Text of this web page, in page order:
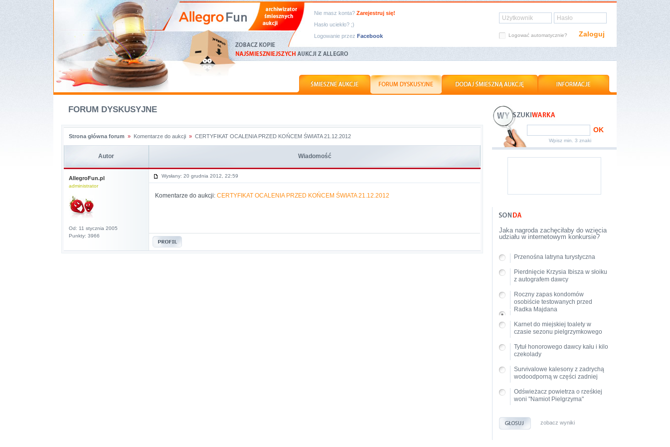
Nie masz konta? Zarejestruj się!
Hasło uciekło? ;)
Logowanie przez Facebook
Użytkownik Hasło
Logować automatycznie? Zaloguj
FORUM DYSKUSYJNE
Strona główna forum » Komentarze do aukcji » CERTYFIKAT OCALENIA PRZED KOŃCEM ŚWIATA 21.12.2012
Autor Wiadomość
AllegroFun.pl
administrator
Od: 11 stycznia 2005
Punkty: 3966
Wysłany: 20 grudnia 2012, 22:59
Komentarze do aukcji: CERTYFIKAT OCALENIA PRZED KOŃCEM ŚWIATA 21.12.2012
OK
Wpisz min. 3 znaki
Jaka nagroda zachęciłaby do wzięcia
udziału w internetowym konkursie?
Przenośna latryna turystyczna
Pierdnięcie Krzysia Ibisza w słoiku
z autografem dawcy
Roczny zapas kondomów
osobiście testowanych przed
Radka Majdana
Karnet do miejskiej toalety w
czasie sezonu pielgrzymkowego
Tytuł honorowego dawcy kału i kilo
czekolady
Survivalowe kalesony z zadrychą
wodoodporną w części zadniej
Odświeżacz powietrza o rześkiej
woni "Namiot Pielgrzyma"
zobacz wyniki